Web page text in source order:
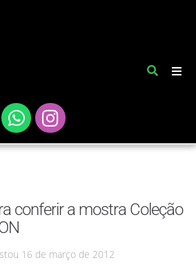
conferir a mostra Coleção
16 de março de 2012